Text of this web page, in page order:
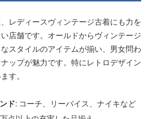
レディースヴィンテージ古着にも力を
店舗です。オールドからヴィンテージ
スタイルのアイテムが揃い、男女問わ
ップが魅力です。特にレトロデザイン
す。
ド: コーチ、リーバイス、ナイキなど